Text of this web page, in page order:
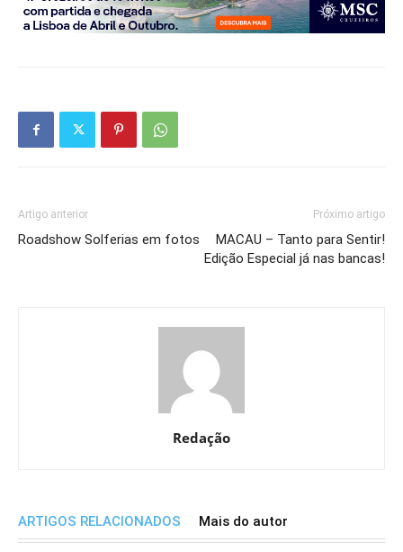
Artigo anterior
Roadshow Solferias em fotos
Próximo artigo
MACAU – Tanto para Sentir!
Edição Especial já nas bancas!
Redação
ARTIGOS RELACIONADOS Mais do autor